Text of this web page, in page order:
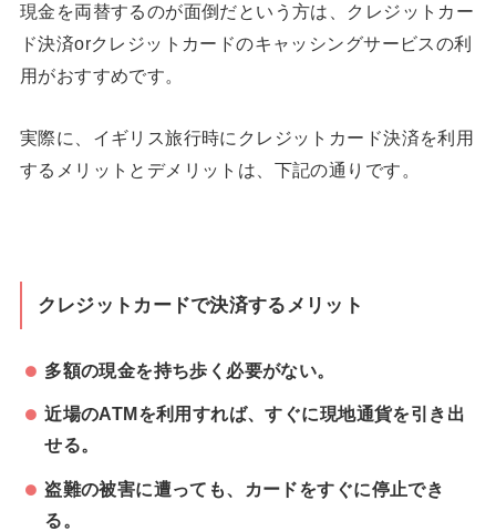
現金を両替するのが面倒だという方は、クレジットカー
ド決済orクレジットカードのキャッシングサービスの利
用がおすすめです。
実際に、イギリス旅行時にクレジットカード決済を利用
するメリットとデメリットは、下記の通りです。
クレジットカードで決済するメリット
多額の現金を持ち歩く必要がない。
近場のATMを利用すれば、すぐに現地通貨を引き出
せる。
盗難の被害に遭っても、カードをすぐに停止でき
る。